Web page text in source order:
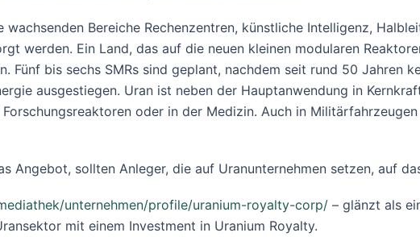
wachsenden Bereiche Rechenzentren, künstliche Intelligenz,
werden. Ein Land, das auf die neuen kleinen modularen
Fünf bis sechs SMRs sind geplant, nachdem seit rund 50 Jahren
ausgestiegen. Uran ist neben der Hauptanwendung in
oder in der Medizin. Auch in
Angebot, sollten Anleger, die auf Uranunternehmen setzen, auf
unternehmen/profile/uranium-royalty-corp/ – glänzt als
mit einem Investment in Uranium Royalty.